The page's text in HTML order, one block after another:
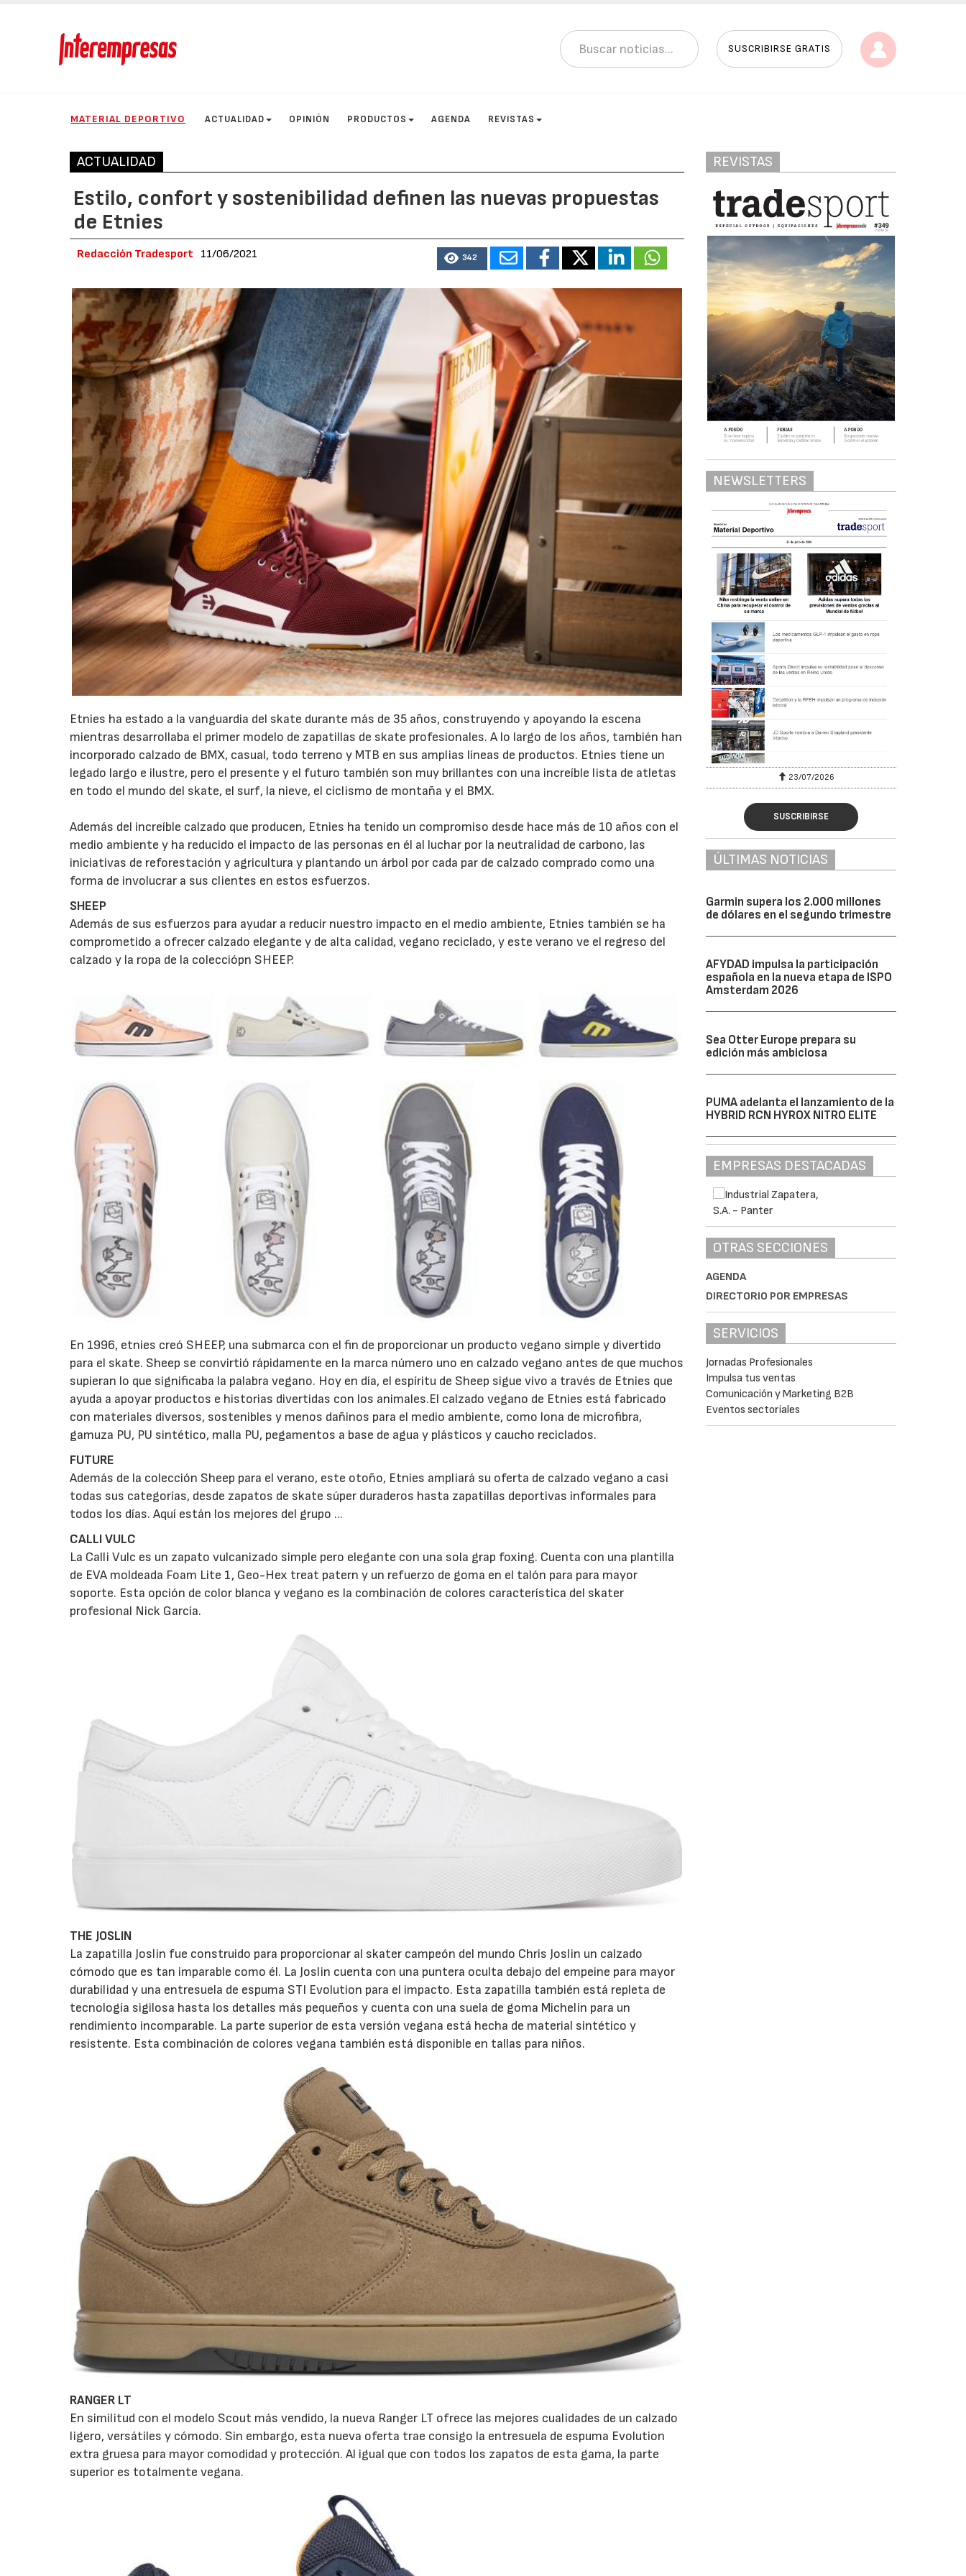
SUSCRIBIRSE GRATIS
MATERIAL DEPORTIVO ACTUALIDAD OPINIÓN PRODUCTOS AGENDA REVISTAS
ACTUALIDAD
Estilo, confort y sostenibilidad definen las nuevas propuestas
de Etnies
Redacción Tradesport 11/06/2021 342
Etnies ha estado a la vanguardia del skate durante más de 35 años, construyendo y apoyando la escena
mientras desarrollaba el primer modelo de zapatillas de skate profesionales. A lo largo de los años, también han
incorporado calzado de BMX, casual, todo terreno y MTB en sus amplias líneas de productos. Etnies tiene un
legado largo e ilustre, pero el presente y el futuro también son muy brillantes con una increíble lista de atletas
en todo el mundo del skate, el surf, la nieve, el ciclismo de montaña y el BMX.
Además del increíble calzado que producen, Etnies ha tenido un compromiso desde hace más de 10 años con el
medio ambiente y ha reducido el impacto de las personas en él al luchar por la neutralidad de carbono, las
iniciativas de reforestación y agricultura y plantando un árbol por cada par de calzado comprado como una
forma de involucrar a sus clientes en estos esfuerzos.
SHEEP
Además de sus esfuerzos para ayudar a reducir nuestro impacto en el medio ambiente, Etnies también se ha
comprometido a ofrecer calzado elegante y de alta calidad, vegano reciclado, y este verano ve el regreso del
calzado y la ropa de la colecciópn SHEEP.
En 1996, etnies creó SHEEP, una submarca con el fin de proporcionar un producto vegano simple y divertido
para el skate. Sheep se convirtió rápidamente en la marca número uno en calzado vegano antes de que muchos
supieran lo que significaba la palabra vegano. Hoy en día, el espíritu de Sheep sigue vivo a través de Etnies que
ayuda a apoyar productos e historias divertidas con los animales.El calzado vegano de Etnies está fabricado
con materiales diversos, sostenibles y menos dañinos para el medio ambiente, como lona de microfibra,
gamuza PU, PU sintético, malla PU, pegamentos a base de agua y plásticos y caucho reciclados.
FUTURE
Además de la colección Sheep para el verano, este otoño, Etnies ampliará su oferta de calzado vegano a casi
todas sus categorías, desde zapatos de skate súper duraderos hasta zapatillas deportivas informales para
todos los días. Aquí están los mejores del grupo ...
CALLI VULC
La Calli Vulc es un zapato vulcanizado simple pero elegante con una sola grap foxing. Cuenta con una plantilla
de EVA moldeada Foam Lite 1, Geo-Hex treat patern y un refuerzo de goma en el talón para para mayor
soporte. Esta opción de color blanca y vegano es la combinación de colores característica del skater
profesional Nick García.
THE JOSLIN
La zapatilla Joslin fue construido para proporcionar al skater campeón del mundo Chris Joslin un calzado
cómodo que es tan imparable como él. La Joslin cuenta con una puntera oculta debajo del empeine para mayor
durabilidad y una entresuela de espuma STI Evolution para el impacto. Esta zapatilla también está repleta de
tecnología sigilosa hasta los detalles más pequeños y cuenta con una suela de goma Michelin para un
rendimiento incomparable. La parte superior de esta versión vegana está hecha de material sintético y
resistente. Esta combinación de colores vegana también está disponible en tallas para niños.
RANGER LT
En similitud con el modelo Scout más vendido, la nueva Ranger LT ofrece las mejores cualidades de un calzado
ligero, versátiles y cómodo. Sin embargo, esta nueva oferta trae consigo la entresuela de espuma Evolution
extra gruesa para mayor comodidad y protección. Al igual que con todos los zapatos de esta gama, la parte
superior es totalmente vegana.
REVISTAS
NEWSLETTERS
23/07/2026 30/07/2026
SUSCRIBIRSE
ÚLTIMAS NOTICIAS
Garmin supera los 2.000 millones
de dólares en el segundo trimestre
AFYDAD impulsa la participación
española en la nueva etapa de ISPO
Amsterdam 2026
Sea Otter Europe prepara su
edición más ambiciosa
PUMA adelanta el lanzamiento de la
HYBRID RCN HYROX NITRO ELITE
EMPRESAS DESTACADAS
OTRAS SECCIONES
AGENDA
DIRECTORIO POR EMPRESAS
SERVICIOS
Jornadas Profesionales
Impulsa tus ventas
Comunicación y Marketing B2B
Eventos sectoriales